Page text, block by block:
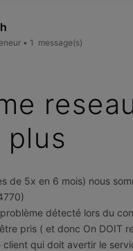
• 1 message(s)
de 5x en 6 mois) nous
détecté lors du
être pris ( et donc On DOIT
client qui doit avertir le